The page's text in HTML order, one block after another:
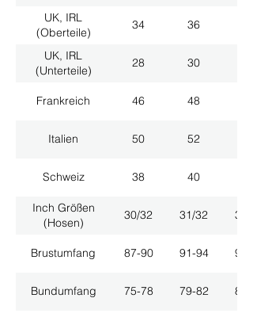
UK, IRL
(Oberteile)
34 36
UK, IRL
(Unterteile)
28 30
Frankreich 46 48
Italien 50 52
Schweiz 38 40
Inch Größen
(Hosen)
30/32 31/32 33/
Brustumfang 87-90 91-94 95-
Bundumfang 75-78 79-82 83-